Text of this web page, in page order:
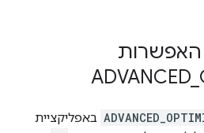
האפשרות
ADVANCED
באפליקציית